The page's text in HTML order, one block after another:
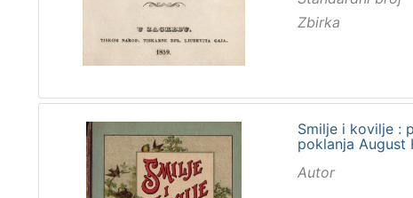
Zbirka
Smilje i kovilje :
poklanja August
Autor